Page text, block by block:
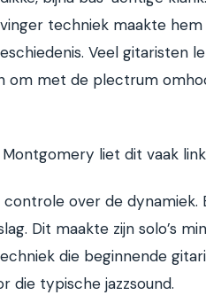
techniek maakte
Veel gitaristen
om met de plectrum
liet dit vaak
over de dynamiek.
Dit maakte zijn solo’s
die beginnende
die typische jazzsound.